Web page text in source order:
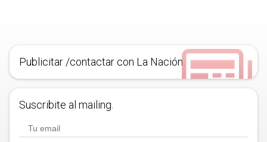
Publicitar /contactar con La Nación
Suscribite al mailing.